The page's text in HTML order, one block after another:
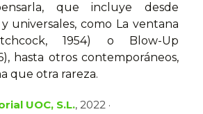
que incluye desde
universales, como La ventana
1954) o Blow-Up
hasta otros contemporáneos,
que otra rareza.
UOC, S.L., 2022 ·